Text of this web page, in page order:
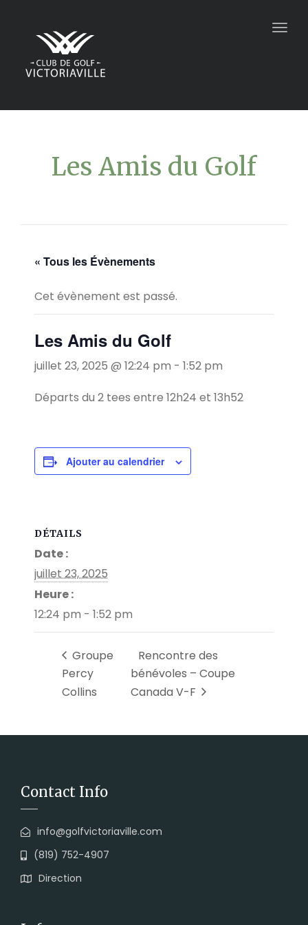
Les Amis du Golf
« Tous les Évènements
Cet évènement est passé.
Les Amis du Golf
juillet 23, 2025 @ 12:24 pm - 1:52 pm
Départs du 2 tees entre 12h24 et 13h52
Ajouter au calendrier
DÉTAILS
Date :
juillet 23, 2025
Heure :
12:24 pm - 1:52 pm
Groupe
Percy
Collins
Rencontre des
bénévoles – Coupe
Canada V-F
Contact Info
info@golfvictoriaville.com
(819) 752-4907
Direction